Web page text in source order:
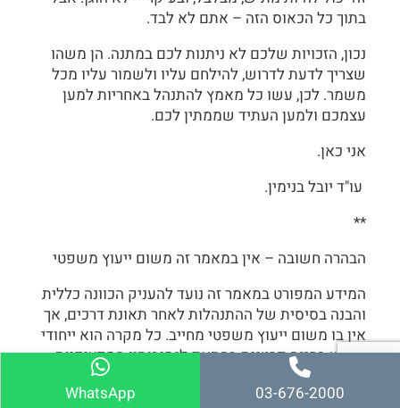
בתוך כל הכאוס הזה – אתם לא לבד.
נכון, הזכויות שלכם לא ניתנות לכם במתנה. הן משהו
שצריך לדעת לדרוש, להילחם עליו ולשמור עליו מכל
משמר. לכן, עשו כל מאמץ להתנהל באחריות למען
עצמכם ולמען העתיד שממתין לכם.
אני כאן.
עו"ד יובל בנימין.
**
הבהרה חשובה – אין במאמר זה משום ייעוץ משפטי
המידע המפורט במאמר זה נועד להעניק הכוונה כללית
והבנה בסיסית של ההתנהלות לאחר תאונת דרכים, אך
אין בו משום ייעוץ משפטי מחייב. כל מקרה הוא ייחודי
ודורש בחינה פרטנית בהתאם לנסיבותיו הספציפיות.
לכן, לפני קבלת החלטות בנוגע לזכויותיכם ולדרכי
הפעולה האפשריות, מומלץ לפנות לייעוץ משפטי
03-676-2000
WhatsApp